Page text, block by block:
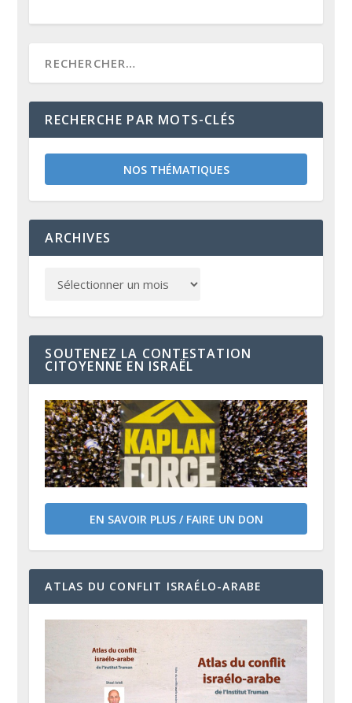
RECHERCHE PAR MOTS-CLÉS
NOS THÉMATIQUES
ARCHIVES
SOUTENEZ LA CONTESTATION
CITOYENNE EN ISRAËL
EN SAVOIR PLUS / FAIRE UN DON
ATLAS DU CONFLIT ISRAÉLO-ARABE